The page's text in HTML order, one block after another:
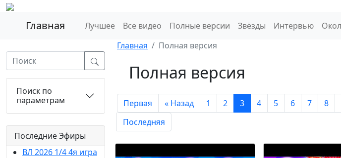
Главная Лучшее Все видео Полные версии Звёзды Интервью
Поиск по
параметрам
Последние Эфиры
ВЛ 2026 1/4 4я игра
Главная Полная версия
Полная версия
Первая « Назад 1 2 3 4 5 6 7 8
Последняя